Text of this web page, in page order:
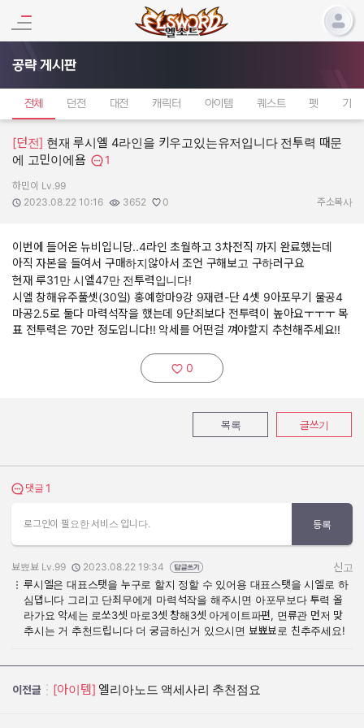
공략 게시판
전체 던전 대전 캐릭터 아이템 퀘스트 펫 기타
[던전] 현재 루시엘 4라인을 키우고있는유저입니다 전투력 때문
에 고민이에욤
1
작성자:
하민이 Lv.99
작성일:
2023.08.22 10:16
조회수:
3652
추천수:
0 주소복사
이번에 들어온 뉴비입니당..4라인 초월하고 3차전직 까지 완료했는데
아직 자본을 들여서 구매하지않아서 조언 구해보고 구하러구요
현재 루31만 시엘47만 전투력입니다!
시엘 창해유주풀셋(30일) 홍예항마9강 9재련-단 4셋 9아포무기 물공4
마공2.5로 둘다 마력석작을 했는데 9단죄보다 전투력이 높아요ㅜㅜㅜ 목
표 전투력은 70만 정도입니다!! 악세를 어떤걸 껴야할지 추천해주세요!!
추천하기:
0
목록 글쓰기
댓글 보기
댓글 1
로그인이 필요한 서비스 입니다. 등록
작성자:
뵤뾰뵤 Lv.99
작성일:
2023.08.22 19:34
신고
루시엘은 대표스탯을 누구로 할지 정할 수 있어용 대표스탯을 시엘로 하
심댑니다 그리고 단죄무에게 마력석작을 해주시면 아포무보다 투력 올
라가요 악세는 로쏘3셋 마로3셋 창해3셋 아게이트파편, 면류관 먼저 맞
추시는 거 추천드립니다 더 궁금하신거 있으시면 뵤뾰뵤로 친추주세요!
이전글 [아이템] 엘리아노드 액세사리 추천점요